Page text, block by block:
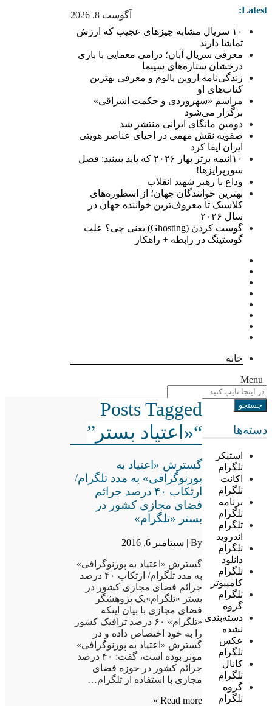
آگوست 8, 2026 Latest:
۱۰ سریال مشابه چیزهای عجیب که ارزش
تماشا دارند
معرفی سریال آبان؛ درامی معمایی با بازی
درخشان ستاره‌های سینما
زندگی‌نامه اروین یالوم و معرفی بهترین
کتاب‌های او
مراسم «سهروردی و حکمت اشراقی»
برگزار می‌شود
دومین مانگای ایرانی منتشر شد
صفویه نقش مهمی در احیای عناصر هویتی
ایران ایفا کرد
۱۰انیمه برتر بهار ۲۰۲۶ که باید ببینید: فصل
سورپرایزها!
وداع با رهبر شهید انقلاب
بهترین خوانندگان جهان؛ از اسطوره‌های
کلاسیک تا معروف‌ترین خواننده جهان در
سال ۲۰۲۶
گوست کردن (Ghosting) یعنی چی؟ علت
گوستینگ در رابطه + راهکار
خانه
Menu
دسته‌ها
استیکر
تلگرام
اکانت
تلگرام
برنامه
تلگرام
تلگرام
اندروید
تلگرام
دانلود
تلگرام
کامپیوتر
تلگرام
گروه
دسته‌بندی
نشده
عکس
تلگرام
کانال
تلگرام
گروه
تلگرام
Posts Tagged
“«اعتیاد بستر”
گسترش «اعتیاد به
پورنوگرافی» به مدد تلگرام/
ارتکاب ۴۰ درصد جرائم
فضای مجازی کشور در
بستر «تلگرام»
By | سپتامبر 6, 2016
گسترش «اعتیاد به پورنوگرافی»
به مدد تلگرام/ ارتکاب ۴۰ درصد
جرائم فضای مجازی کشور در
بستر «تلگرام»یک پژوهشگر
فضای مجازی با بیان اینکه
«تلگرام» ۶۰ درصد ترافیک کشور
را به خود اختصاص داده و در
گسترش «اعتیاد به پورنوگرافی»
موثر بوده است، گفت: ۴۰ درصد
جرائم کشور در حوزه فضای
مجازی با استفاده از تلگرام…
Read more »